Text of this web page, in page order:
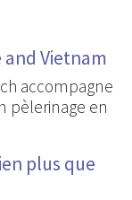
and Vietnam
accompagne
pèlerinage en
plus que